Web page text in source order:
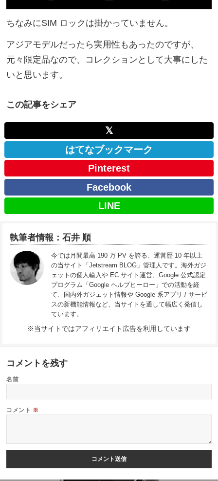
ちなみにSIM ロックは掛かっていません。
アジアモデルだったら実用性もあったのですが、
元々限定品なので、コレクションとして大事にした
いと思います。
この記事をシェア
𝕏
はてなブックマーク
Pinterest
Facebook
LINE
執筆者情報：石井 順
今では月間最高 190 万 PV を誇る、運営歴 10 年以上
の当サイト「Jetstream BLOG」管理人です。海外ガジ
ェットの個人輸入や EC サイト運営、Google 公式認定
プログラム「Google ヘルプヒーロー」での活動を経
て、国内外ガジェット情報や Google 系アプリ / サービ
スの新機能情報など、当サイトを通して幅広く発信し
ています。
※当サイトではアフィリエイト広告を利用しています
コメントを残す
名前
コメント ※